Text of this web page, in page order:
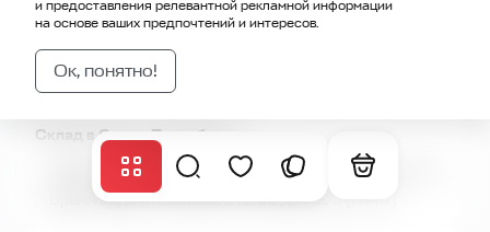
Ленинградского Северного Завода)
Пн. —Пт.: с 10:00 до 19:00
Сб. —Вс.: выходной
Склад в Санкт-Петербурге
г. Санкт-Петербург, Коломяжский пр.10Э (территория
Ленинградского Северного Завода)
Время выдачи заказов: с 12:00 до 17:00 (пн-пт)
и предоставления релевантной рекламной информации
на основе ваших предпочтений и интересов.
Ок, понятно!